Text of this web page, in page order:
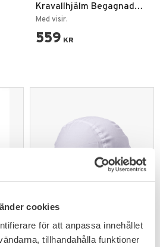
cookies
för att anpassa innehållet
tillhandahålla funktioner
Kravallhjälm Begagnad
Storbritannien
Med visir.
559 KR
Add to favorites
NATO Combat Hjälm
Överdrag Använd Vit